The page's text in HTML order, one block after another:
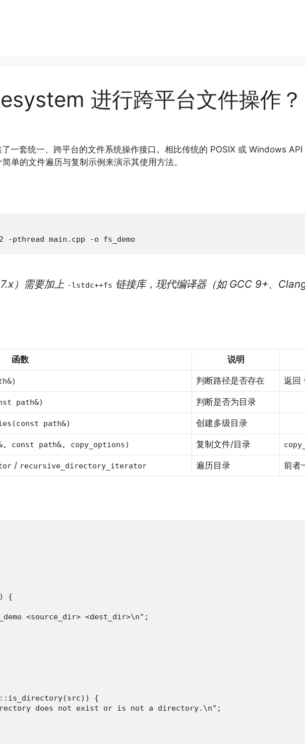
进行跨平台文件操作？
一套统一、跨平台的文件系统操作接口。相比传统的 POSIX 或 Windows
单的文件遍历与复制示例来演示其使用方法。
-pthread main.cpp -o fs_demo
）需要加上 -lstdc++fs 链接库，现代编译器（如 GCC 9+、
函数 说明
判断路径是否存在 返回
path&) 判断是否为目录
path&) 创建多级目录
const path&, copy_options) 复制文件/目录
/ recursive_directory_iterator 遍历目录 前者
{
<source_dir> <dest_dir>\n";
{
does not exist or is not a directory.\n";